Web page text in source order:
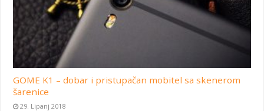
GOME K1 – dobar i pristupačan mobitel sa skenerom
šarenice
29. Lipanj 2018